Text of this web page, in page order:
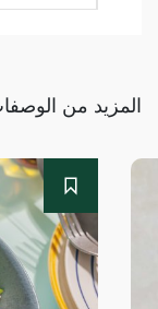
المزيد من